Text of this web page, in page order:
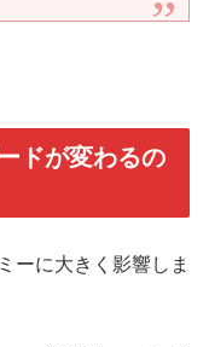
ドが変わるの
ーに大きく影響しま